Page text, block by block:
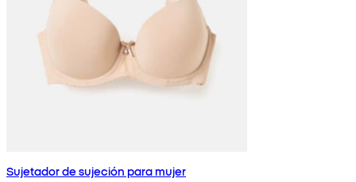
Sujetador de sujeción para mujer